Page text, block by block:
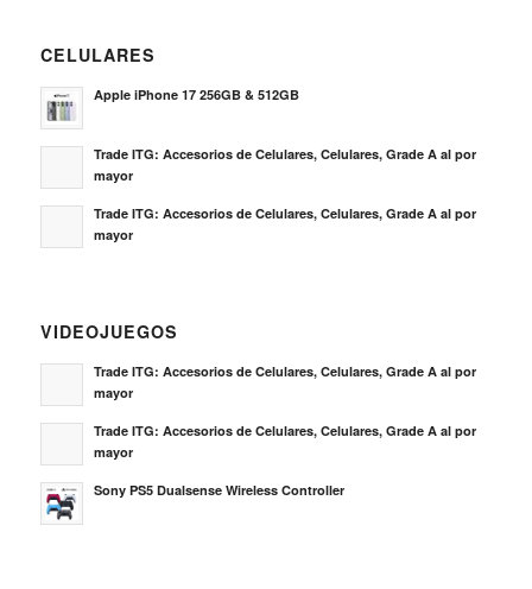
CELULARES
Apple iPhone 17 256GB & 512GB
Trade ITG: Accesorios de Celulares, Celulares, Grade A al por
mayor
Trade ITG: Accesorios de Celulares, Celulares, Grade A al por
mayor
VIDEOJUEGOS
Trade ITG: Accesorios de Celulares, Celulares, Grade A al por
mayor
Trade ITG: Accesorios de Celulares, Celulares, Grade A al por
mayor
Sony PS5 Dualsense Wireless Controller